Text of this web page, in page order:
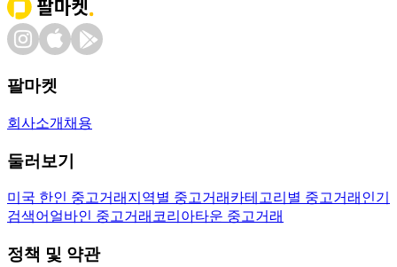
팔마켓
회사소개 채용
둘러보기
미국 한인 중고거래 지역별 중고거래 카테고리별 중고거래 인기
검색어 얼바인 중고거래 코리아타운 중고거래
정책 및 약관